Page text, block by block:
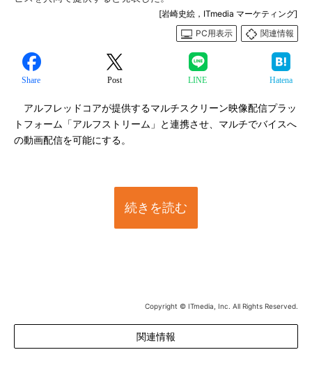
[岩崎史絵，ITmedia マーケティング]
PC用表示
関連情報
Share Post LINE Hatena
アルフレッドコアが提供するマルチスクリーン映像配信プラッ
トフォーム「アルフストリーム」と連携させ、マルチでバイスへ
の動画配信を可能にする。
続きを読む
Copyright © ITmedia, Inc. All Rights Reserved.
関連情報